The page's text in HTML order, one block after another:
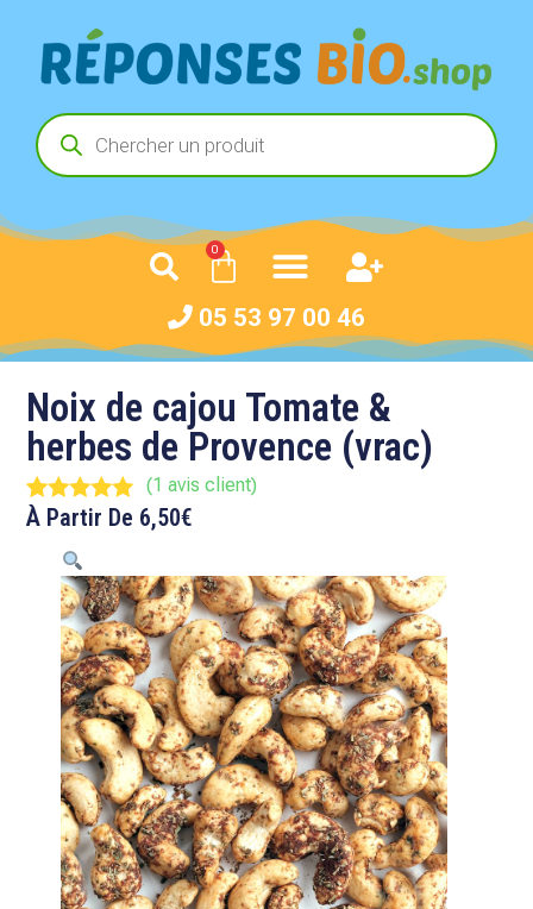
0
05 53 97 00 46
Noix de cajou Tomate &
herbes de Provence (vrac)
Noté5.00
basé sur
1
notation
client
(1 avis client)
À Partir De 6,50€